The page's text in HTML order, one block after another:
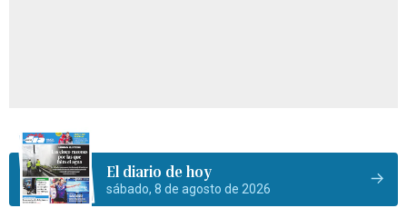
El diario de hoy
sábado, 8 de agosto de 2026